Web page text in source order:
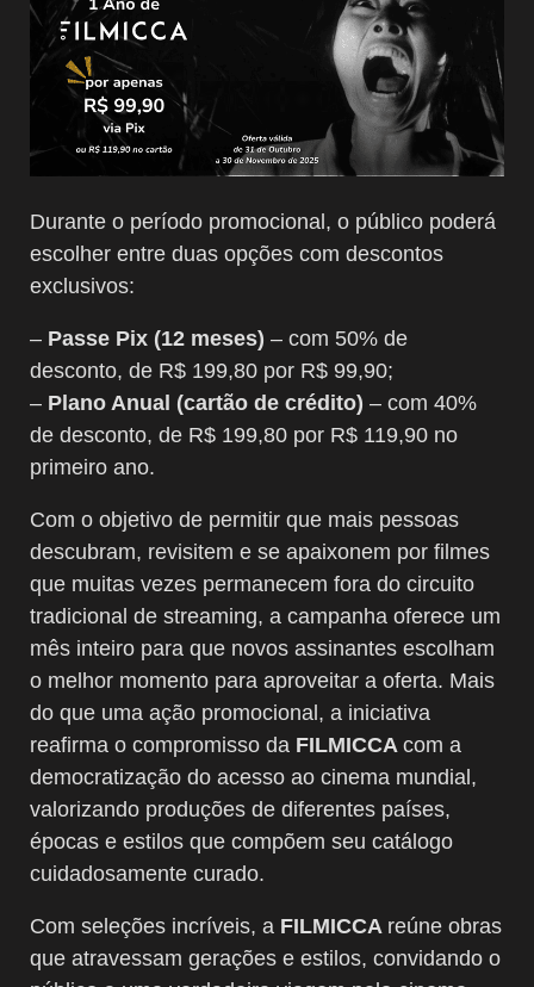
Durante o período promocional, o público poderá
escolher entre duas opções com descontos
exclusivos:
– Passe Pix (12 meses) – com 50% de
desconto, de R$ 199,80 por R$ 99,90;
– Plano Anual (cartão de crédito) – com 40%
de desconto, de R$ 199,80 por R$ 119,90 no
primeiro ano.
Com o objetivo de permitir que mais pessoas
descubram, revisitem e se apaixonem por filmes
que muitas vezes permanecem fora do circuito
tradicional de streaming, a campanha oferece um
mês inteiro para que novos assinantes escolham
o melhor momento para aproveitar a oferta. Mais
do que uma ação promocional, a iniciativa
reafirma o compromisso da FILMICCA com a
democratização do acesso ao cinema mundial,
valorizando produções de diferentes países,
épocas e estilos que compõem seu catálogo
cuidadosamente curado.
Com seleções incríveis, a FILMICCA reúne obras
que atravessam gerações e estilos, convidando o